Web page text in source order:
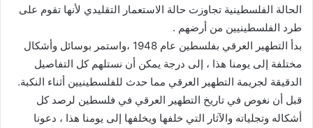
الحالة الفلسطينية تجاوزت حالة الاستعمار التقليدي لأنها تقوم على
طرد الفلسطينيين من أرضهم .
بدأ التطهير العرقي بفلسطين عام 1948 ،واستمر بوسائل وأشكال
مختلفة إلى يومنا هذا ، إلى درجة يمكن أن نستلهم كل التفاصيل
الدقيقة لجريمة التطهير العرقي مما حدث للفلسطينيين أثناء النكبة.
قبل أن نغوص في تاريخ التطهير العرقي في فلسطين لرصد كل
أشكاله وتجلياته والآثار التي خلفها ويخلفها إلى يومنا هذا ، دعونا